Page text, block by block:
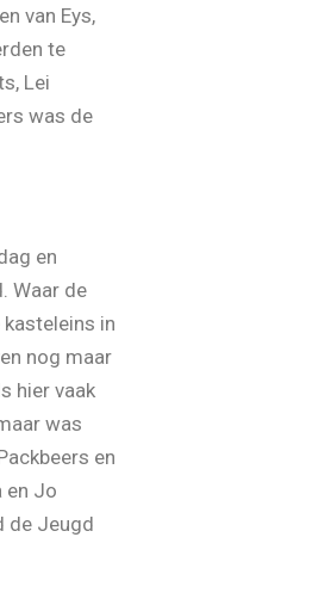
van Eys,
te
Lei
was de
en
Waar de
in
nog maar
hier vaak
was
en
en Jo
de Jeugd